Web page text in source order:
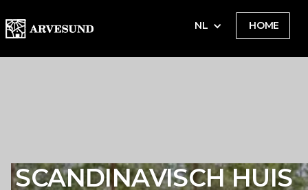
NL HOME
SCANDINAVISCH HUIS